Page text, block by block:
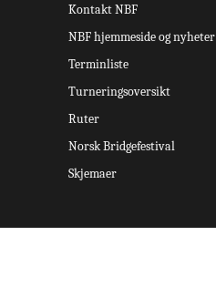
Kontakt NBF
NBF hjemmeside og nyheter
Terminliste
Turneringsoversikt
Ruter
Norsk Bridgefestival
Skjemaer